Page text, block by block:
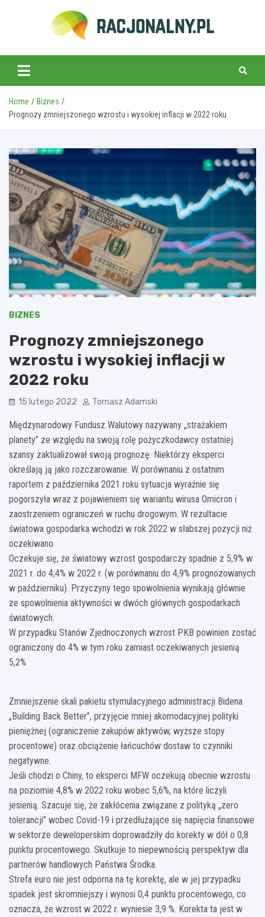
racjonalny.pl
Home
Biznes
Prognozy zmniejszonego wzrostu i wysokiej inflacji w 2022 roku
BIZNES
Prognozy zmniejszonego
wzrostu i wysokiej inflacji w
2022 roku
15 lutego 2022 Tomasz Adamski
Międzynarodowy Fundusz Walutowy nazywany „strażakiem
planety” ze względu na swoją rolę pożyczkodawcy ostatniej
szansy zaktualizował swoją prognozę. Niektórzy eksperci
określają ją jako rozczarowanie. W porównaniu z ostatnim
raportem z października 2021 roku sytuacja wyraźnie się
pogorszyła wraz z pojawieniem się wariantu wirusa Omicron i
zaostrzeniem ograniczeń w ruchu drogowym. W rezultacie
światowa gospodarka wchodzi w rok 2022 w słabszej pozycji niż
oczekiwano.
Oczekuje się, że światowy wzrost gospodarczy spadnie z 5,9% w
2021 r. do 4,4% w 2022 r. (w porównaniu do 4,9% prognozowanych
w październiku). Przyczyny tego spowolnienia wynikają głównie
ze spowolnienia aktywności w dwóch głównych gospodarkach
światowych.
W przypadku Stanów Zjednoczonych wzrost PKB powinien zostać
ograniczony do 4% w tym roku zamiast oczekiwanych jesienią
5,2%.
Zmniejszenie skali pakietu stymulacyjnego administracji Bidena
„Building Back Better”, przyjęcie mniej akomodacyjnej polityki
pieniężnej (ograniczenie zakupów aktywów, wyższe stopy
procentowe) oraz obciążenie łańcuchów dostaw to czynniki
negatywne.
Jeśli chodzi o Chiny, to eksperci MFW oczekują obecnie wzrostu
na poziomie 4,8% w 2022 roku wobec 5,6%, na które liczyli
jesienią. Szacuje się, że zakłócenia związane z polityką „zero
tolerancji” wobec Covid-19 i przedłużające się napięcia finansowe
w sektorze deweloperskim doprowadziły do korekty w dół o 0,8
punktu procentowego. Skutkuje to niepewnością perspektyw dla
partnerów handlowych Państwa Środka.
Strefa euro nie jest odporna na tę korektę, ale w jej przypadku
spadek jest skromniejszy i wynosi 0,4 punktu procentowego, co
oznacza, że wzrost w 2022 r. wyniesie 3,9 %. Korekta ta jest w